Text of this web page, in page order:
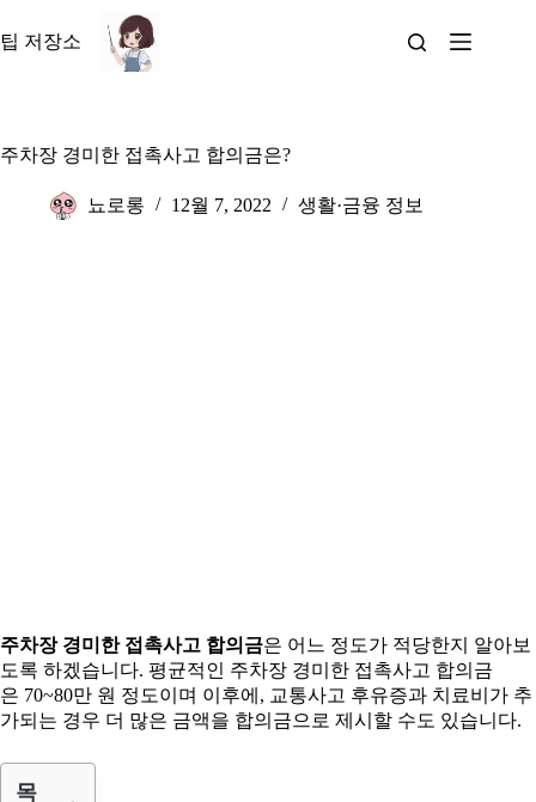
문
뛰
팁 저장소
주차장 경미한 접촉사고 합의금은?
뇨로롱 12월 7, 2022 생활·금융 정보
주차장 경미한 접촉사고 합의금은 어느 정도가 적당한지 알아보
도록 하겠습니다. 평균적인 주차장 경미한 접촉사고 합의금
은 70~80만 원 정도이며 이후에, 교통사고 후유증과 치료비가 추
가되는 경우 더 많은 금액을 합의금으로 제시할 수도 있습니다.
목